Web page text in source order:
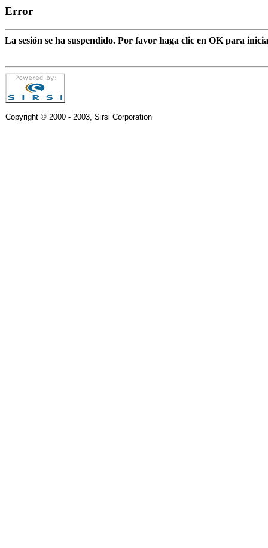
Error
La sesión se ha suspendido. Por favor haga clic en OK para
Copyright © 2000 - 2003, Sirsi Corporation